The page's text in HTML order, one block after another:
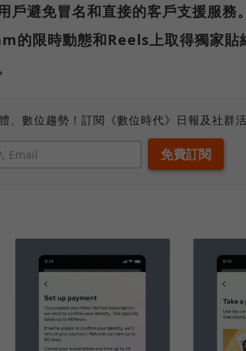
戶避免冒名和直接的客戶支援服務
限時動態和Reels上取得獨家貼
、數位趨勢！訂閱《數位時代》日報及社群